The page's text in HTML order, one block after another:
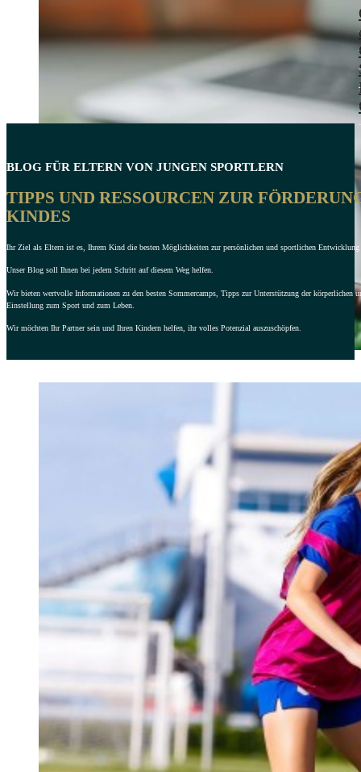
BLOG FÜR ELTERN VON JUNGEN SPORTLERN
TIPPS UND RESSOURCEN ZUR
KINDES
Ihr Ziel als Eltern ist es, Ihrem Kind die besten Möglichkeiten zur persönlichen und sportlichen Entwicklung
Unser Blog soll Ihnen bei jedem Schritt auf diesem Weg helfen.
Wir bieten wertvolle Informationen zu den besten Sommercamps, Tipps zur Unterstützung der
Einstellung zum Sport und zum Leben.
Wir möchten Ihr Partner sein und Ihren Kindern helfen, ihr volles Potenzial auszuschöpfen.